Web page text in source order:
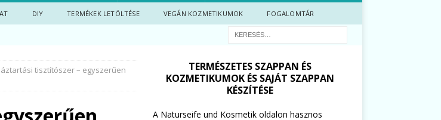
DIY TERMÉKEK LETÖLTÉSE VEGÁN KOZMETIKUMOK FOGALOMTÁR
tisztítószer – egyszerűen
TERMÉSZETES SZAPPAN ÉS
KOZMETIKUMOK ÉS SAJÁT SZAPPAN
KÉSZÍTÉSE
A Naturseife und Kosmetik oldalon hasznos